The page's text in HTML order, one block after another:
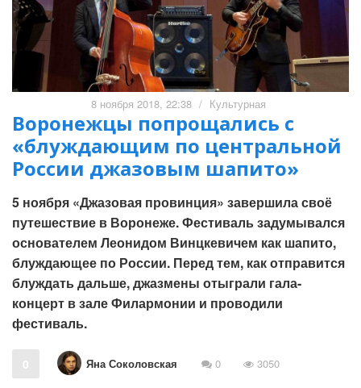
8 ноября 2018, 22:38 / Культурная
Воронежцы попрощались с
«блуждающим по центральной
России джазовым шапито»
5 ноября «Джазовая провинция» завершила своё
путешествие в Воронеже. Фестиваль задумывался
основателем Леонидом Винцкевичем как шапито,
блуждающее по России. Перед тем, как отправится
блуждать дальше, джазмены отыграли гала-
концерт в зале Филармонии и проводили
фестиваль.
0 Яна Соколовская 0 3050